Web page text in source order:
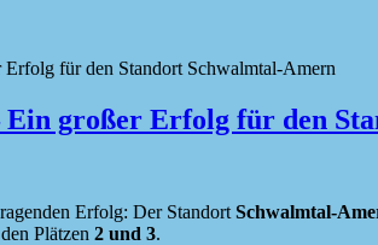
für den Standort Schwalmtal-Amern
großer Erfolg für den
Erfolg: Der Standort Schwalmtal-
Plätzen 2 und 3.